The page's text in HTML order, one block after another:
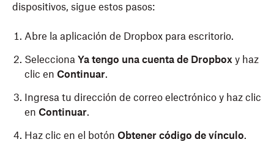
dispositivos, sigue estos pasos:
Abre la aplicación de Dropbox para escritorio.
Selecciona Ya tengo una cuenta de Dropbox y haz
clic en Continuar.
Ingresa tu dirección de correo electrónico y haz clic
en Continuar.
Haz clic en el botón Obtener código de vínculo.